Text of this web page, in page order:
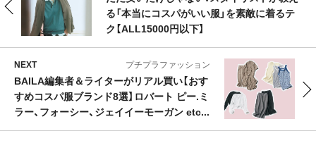
る「本当にコスパがいい服」を素敵に着るテ
ク【ALL15000円以下】
NEXT プチプラファッション
BAILA編集者＆ライターがリアル買い【おす
すめコスパ服ブランド8選】ロバート ピー.ミ
ラー、フォーシー、ジェイイーモーガン etc...